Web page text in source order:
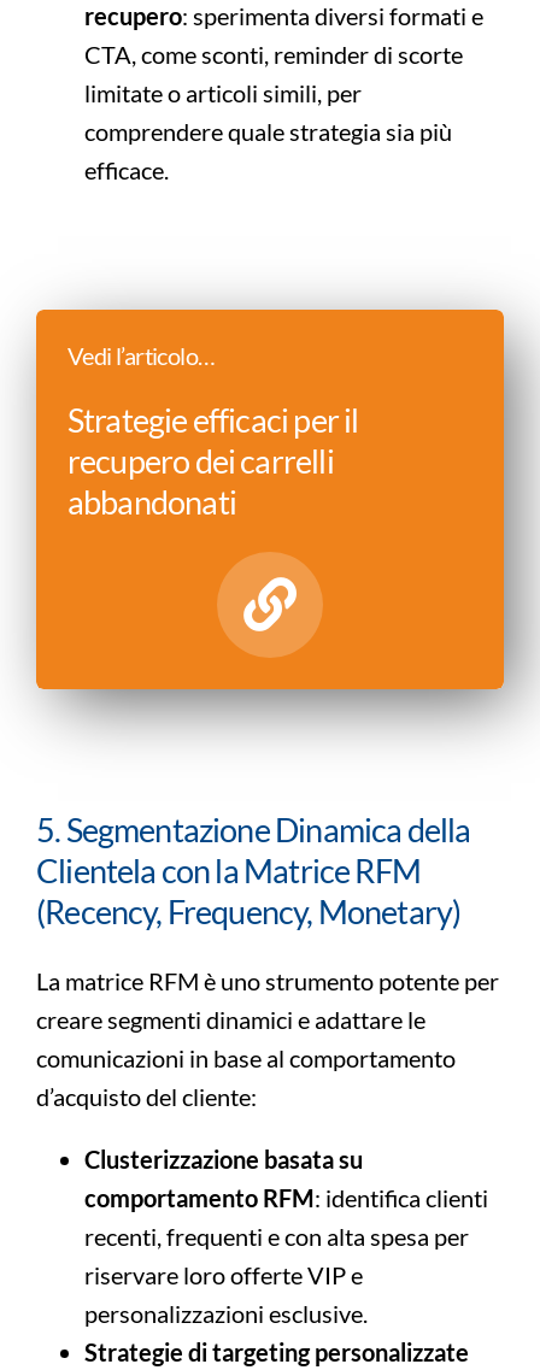
recupero: sperimenta diversi formati e
CTA, come sconti, reminder di scorte
limitate o articoli simili, per
comprendere quale strategia sia più
efficace.
Vedi l’articolo…
Strategie efficaci per il
recupero dei carrelli
abbandonati
5. Segmentazione Dinamica della
Clientela con la Matrice RFM
(Recency, Frequency, Monetary)
La matrice RFM è uno strumento potente per
creare segmenti dinamici e adattare le
comunicazioni in base al comportamento
d’acquisto del cliente:
Clusterizzazione basata su
comportamento RFM: identifica clienti
recenti, frequenti e con alta spesa per
riservare loro offerte VIP e
personalizzazioni esclusive.
Strategie di targeting personalizzate